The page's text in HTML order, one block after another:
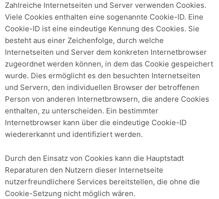
Zahlreiche Internetseiten und Server verwenden Cookies.
Viele Cookies enthalten eine sogenannte Cookie-ID. Eine
Cookie-ID ist eine eindeutige Kennung des Cookies. Sie
besteht aus einer Zeichenfolge, durch welche
Internetseiten und Server dem konkreten Internetbrowser
zugeordnet werden können, in dem das Cookie gespeichert
wurde. Dies ermöglicht es den besuchten Internetseiten
und Servern, den individuellen Browser der betroffenen
Person von anderen Internetbrowsern, die andere Cookies
enthalten, zu unterscheiden. Ein bestimmter
Internetbrowser kann über die eindeutige Cookie-ID
wiedererkannt und identifiziert werden.
Durch den Einsatz von Cookies kann die Hauptstadt
Reparaturen den Nutzern dieser Internetseite
nutzerfreundlichere Services bereitstellen, die ohne die
Cookie-Setzung nicht möglich wären.